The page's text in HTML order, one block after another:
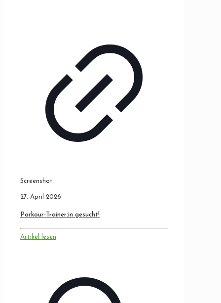
Screenshot
27. April 2026
Parkour-Trainer:in gesucht!
Artikel lesen